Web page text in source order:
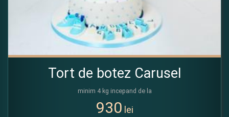
Tort de botez Carusel
minim 4 kg incepand de la
930 lei